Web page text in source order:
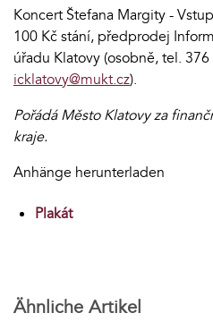
Koncert Štefana Margity -
100 Kč stání, předprodej
úřadu Klatovy (osobně, tel.
icklatovy@mukt.cz).
Pořádá Město Klatovy za
kraje.
Anhänge herunterladen
Plakát
Ähnliche Artikel